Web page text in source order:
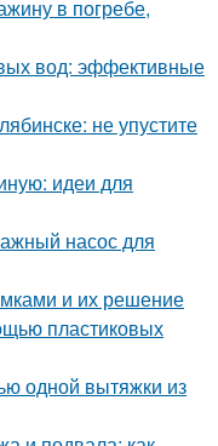
в погребе,
вод: эффективные
не упустите
идеи для
насос для
и их решение
пластиковых
одной вытяжки из